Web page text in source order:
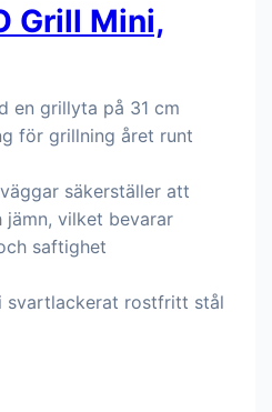
Grill Mini,
en grillyta på 31 cm
för grillning året runt
säkerställer att
jämn, vilket bevarar
saftighet
svartlackerat rostfritt stål